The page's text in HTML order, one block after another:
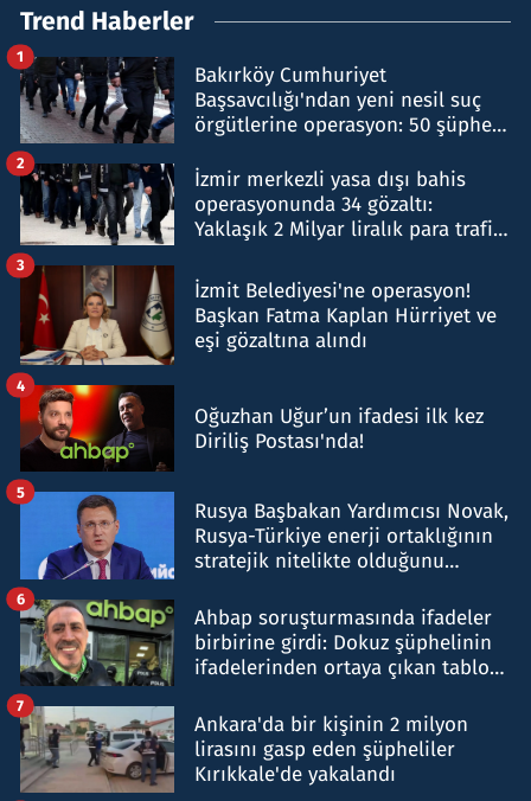
Trend Haberler
Bakırköy Cumhuriyet
Başsavcılığı'ndan yeni nesil suç
örgütlerine operasyon: 50 şüpheli
1
İzmir merkezli yasa dışı bahis
operasyonunda 34 gözaltı:
Yaklaşık 2 Milyar liralık para trafiği
2
İzmit Belediyesi'ne operasyon!
Başkan Fatma Kaplan Hürriyet ve
eşi gözaltına alındı
3
Oğuzhan Uğur’un ifadesi ilk kez
Diriliş Postası'nda!
4
Rusya Başbakan Yardımcısı Novak,
Rusya-Türkiye enerji ortaklığının
stratejik nitelikte olduğunu
5
Ahbap soruşturmasında ifadeler
birbirine girdi: Dokuz şüphelinin
ifadelerinden ortaya çıkan tablo
6
Ankara'da bir kişinin 2 milyon
lirasını gasp eden şüpheliler
Kırıkkale'de yakalandı
7